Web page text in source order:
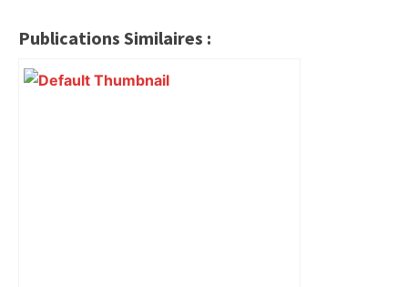
Publications Similaires :